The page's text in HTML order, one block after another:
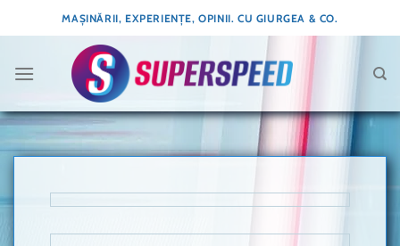
to
MAȘINĂRII, EXPERIENȚE, OPINII. CU GIURGEA & CO.